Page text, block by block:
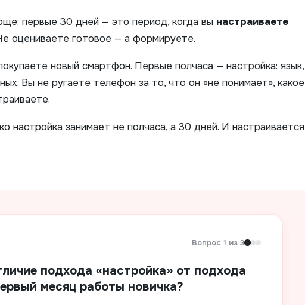
первые 30 дней — это период, когда вы настраиваете
оцениваете готовое — а формируете.
новый смартфон. Первые полчаса — настройка: язык,
Вы не ругаете телефон за то, что он «не понимает», какое
настройка занимает не полчаса, а 30 дней. И настраивается
Вопрос 1 из 3
подхода «настройка» от подхода
месяц работы новичка?